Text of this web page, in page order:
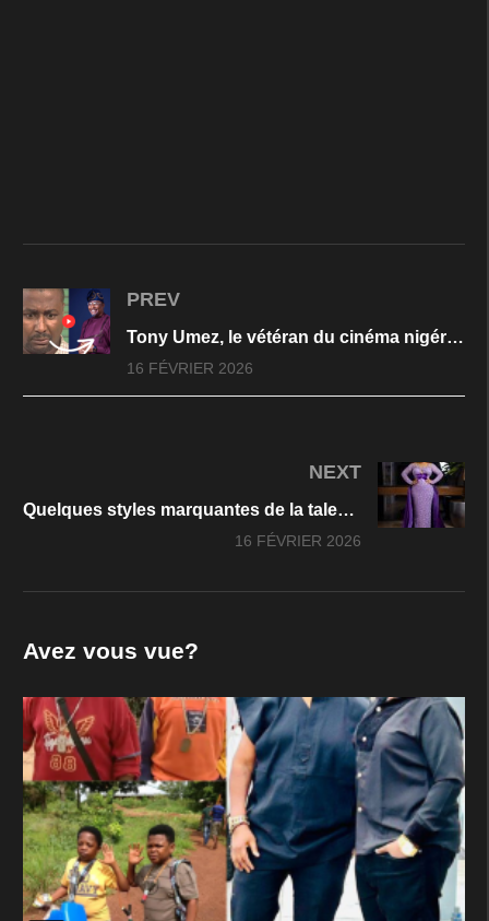
PREV
Tony Umez, le vétéran du cinéma nigérian
16 FÉVRIER 2026
NEXT
Quelques styles marquantes de la talentueuse actrice nigeriane Ruth Kadiri.
16 FÉVRIER 2026
Avez vous vue?